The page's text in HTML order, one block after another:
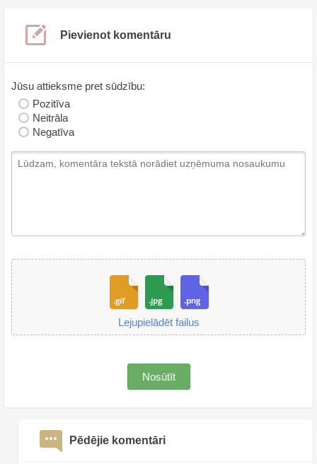
Pievienot komentāru
Jūsu attieksme pret sūdzību:
Pozitīva
Neitrāla
Negatīva
Lejupielādēt failus
Nosūtīt
Pēdējie komentāri